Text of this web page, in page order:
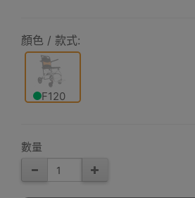
顏色 / 款式:
F120
數量